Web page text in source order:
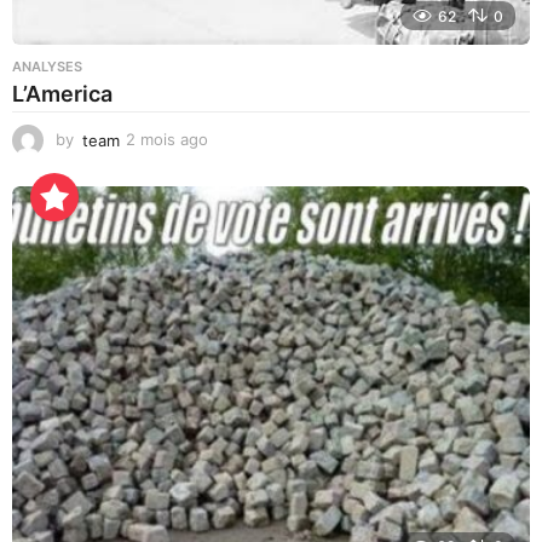
62 0
ANALYSES
L’America
by team 2 mois ago
u
r
a
g
o